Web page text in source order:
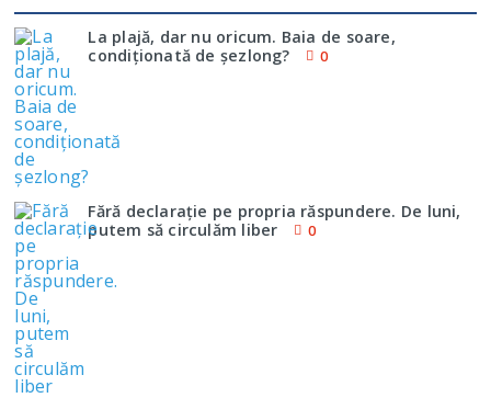
La plajă, dar nu oricum. Baia de soare,
condiţionată de şezlong?
0
Fără declaraţie pe propria răspundere. De luni,
putem să circulăm liber
0